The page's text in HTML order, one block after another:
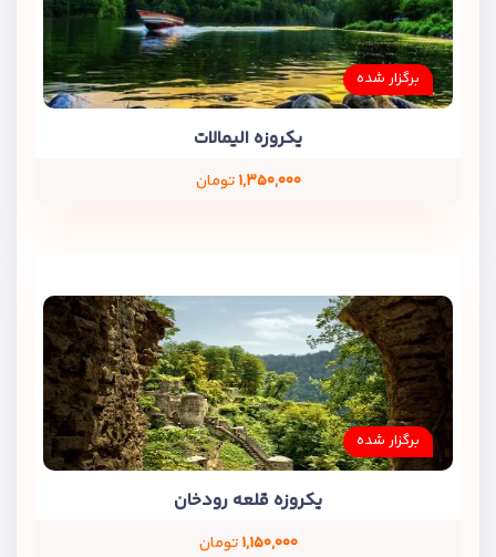
برگزار شده
یکروزه الیمالات
۱,۳۵۰,۰۰۰تومان
برگزار شده
یکروزه قلعه رودخان
۱,۱۵۰,۰۰۰تومان